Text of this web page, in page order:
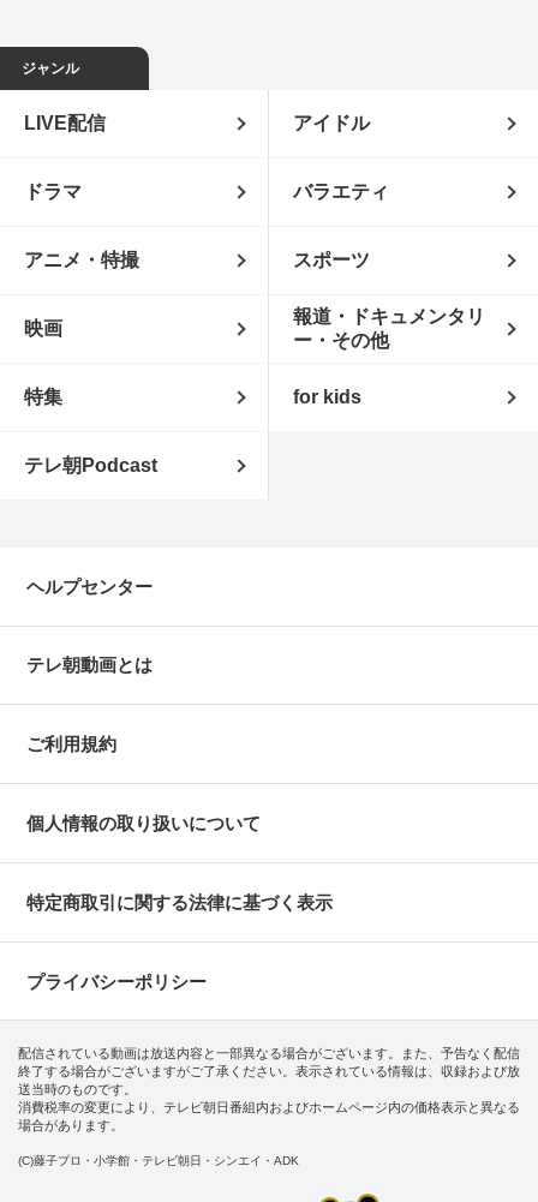
ジャンル
LIVE配信 アイドル
ドラマ バラエティ
アニメ・特撮 スポーツ
映画
報道・ドキュメンタリ
ー・その他
特集 for kids
テレ朝Podcast
ヘルプセンター
テレ朝動画とは
ご利用規約
個人情報の取り扱いについて
特定商取引に関する法律に基づく表示
プライバシーポリシー
配信されている動画は放送内容と一部異なる場合がございます。また、予告なく配信
終了する場合がございますがご了承ください。表示されている情報は、収録および放
送当時のものです。
消費税率の変更により、テレビ朝日番組内およびホームページ内の価格表示と異なる
場合があります。
(C)藤子プロ・小学館・テレビ朝日・シンエイ・ADK